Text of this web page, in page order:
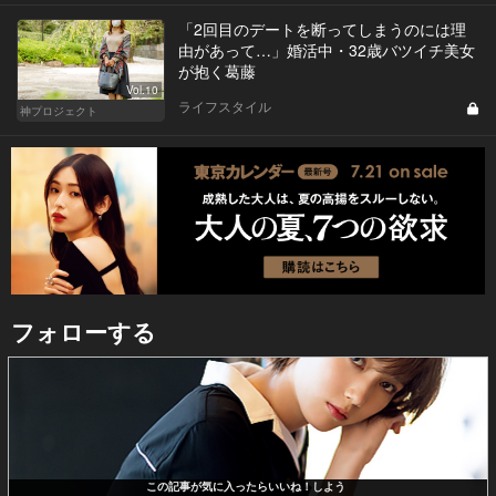
Vol.10
神プロジェクト
「2回目のデートを断ってしまうのには理
由があって…」婚活中・32歳バツイチ美女
が抱く葛藤
ライフスタイル
フォローする
この記事が気に入ったらいいね！しよう